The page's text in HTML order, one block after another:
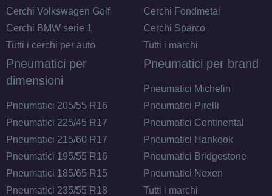
E C 71db
Cerchi Volkswagen Golf
Cerchi BMW serie 1
Tutti i cerchi per auto
Cerchi Fondmetal
Cerchi Sparco
Tutti i marchi
Pneumatici per
dimensioni
Pneumatici 205/55 R16
Pneumatici 225/45 R17
Pneumatici 215/60 R17
Pneumatici 195/55 R16
Pneumatici 185/65 R15
Pneumatici 235/55 R18
Pneumatici per brand
Pneumatici Michelin
Pneumatici Pirelli
Pneumatici Continental
Pneumatici Hankook
Pneumatici Bridgestone
Pneumatici Nexen
Tutti i marchi